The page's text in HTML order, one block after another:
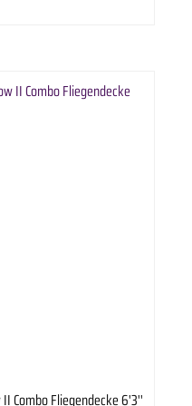
Fliegenschutz Intelligentes UV-
Combo Fliegendecke 6'3''